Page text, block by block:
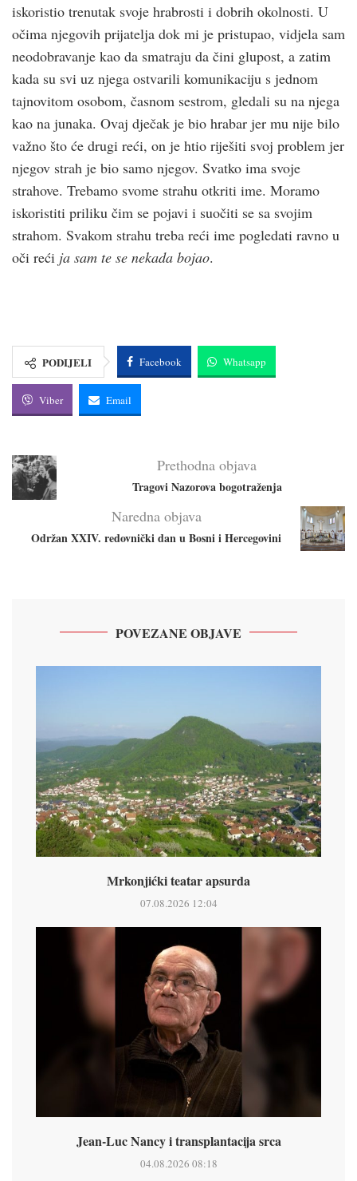
iskoristio trenutak svoje hrabrosti i dobrih okolnosti. U
očima njegovih prijatelja dok mi je pristupao, vidjela sam
neodobravanje kao da smatraju da čini glupost, a zatim
kada su svi uz njega ostvarili komunikaciju s jednom
tajnovitom osobom, časnom sestrom, gledali su na njega
kao na junaka. Ovaj dječak je bio hrabar jer mu nije bilo
važno što će drugi reći, on je htio riješiti svoj problem jer
njegov strah je bio samo njegov. Svatko ima svoje
strahove. Trebamo svome strahu otkriti ime. Moramo
iskoristiti priliku čim se pojavi i suočiti se sa svojim
strahom. Svakom strahu treba reći ime pogledati ravno u
oči reći ja sam te se nekada bojao.
PODIJELI Facebook Whatsapp
Viber Email
Prethodna objava
Tragovi Nazorova bogotraženja
Naredna objava
Održan XXIV. redovnički dan u Bosni i Hercegovini
POVEZANE OBJAVE
Mrkonjićki teatar apsurda
07.08.2026 12:04
Jean-Luc Nancy i transplantacija srca
04.08.2026 08:18